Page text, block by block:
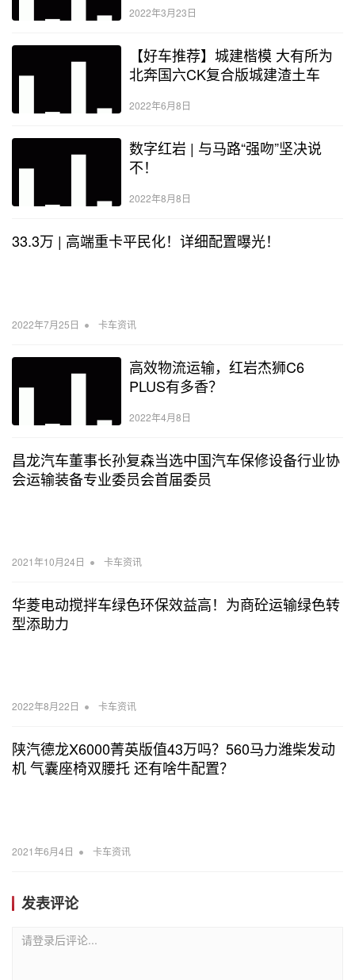
2022年3月23日
【好车推荐】城建楷模 大有所为
北奔国六CK复合版城建渣土车
2022年6月8日
数字红岩 | 与马路“强吻”坚决说
不！
2022年8月8日
33.3万 | 高端重卡平民化！详细配置曝光！
2022年7月25日 • 卡车资讯
高效物流运输，红岩杰狮C6
PLUS有多香？
2022年4月8日
昌龙汽车董事长孙复森当选中国汽车保修设备行业协
会运输装备专业委员会首届委员
2021年10月24日 • 卡车资讯
华菱电动搅拌车绿色环保效益高！为商砼运输绿色转
型添助力
2022年8月22日 • 卡车资讯
陕汽德龙X6000菁英版值43万吗？560马力潍柴发动
机 气囊座椅双腰托 还有啥牛配置？
2021年6月4日 • 卡车资讯
发表评论
请登录后评论...